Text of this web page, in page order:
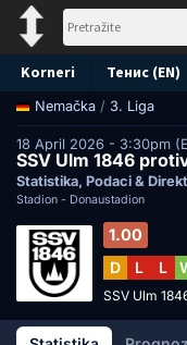
Korneri Тенис (EN)
Nemačka / 3. Liga
18 April 2026 - 3:30pm
SSV Ulm 1846
Statistika, Podaci &
Stadion - Donaustadion
1.00
D
L L
SSV Ulm